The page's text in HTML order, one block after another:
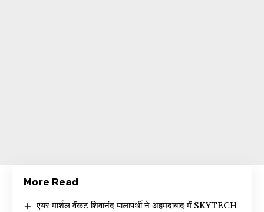
More Read
एयर मार्शल वेंकट शिवानंद पालापर्थी ने अहमदाबाद में SKYTECH